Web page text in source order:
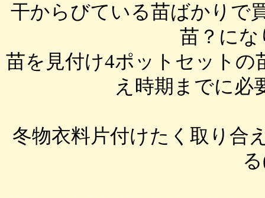
干からびている苗ばかりで
苗？に
苗を見付け4ポットセット
え時期までに必
冬物衣料片付けたく取り合